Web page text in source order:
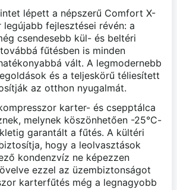
lépett a népszerű Comfort X-
legújabb fejlesztései révén: a
csendesebb kül- és beltéri
fűtésben is minden
vált. A legmodernebb
és a teljeskörű téliesített
az otthon nyugalmát.
karter- és csepptálca
melynek köszönhetően -25°C-
garantált a fűtés. A kültéri
hogy a leolvasztások
kondenzvíz ne képezzen
ezzel az üzembiztonságot
karterfűtés még a legnagyobb